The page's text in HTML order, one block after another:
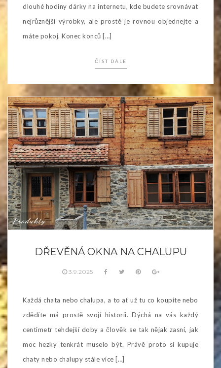
dlouhé hodiny dárky na internetu, kde budete srovnávat
nejrůznější výrobky, ale prostě je rovnou objednejte a
máte pokoj. Konec konců […]
ČÍST DÁLE
Produkty
DŘEVĚNÁ OKNA NA CHALUPU
3.9.2025
Každá chata nebo chalupa, a to ať už tu co koupíte nebo
zdědíte má prostě svojí historii. Dýchá na vás každý
centimetr tehdejší doby a člověk se tak nějak zasní, jak
moc hezky tenkrát muselo být. Právě proto si kupuje
chaty nebo chalupy stále více […]